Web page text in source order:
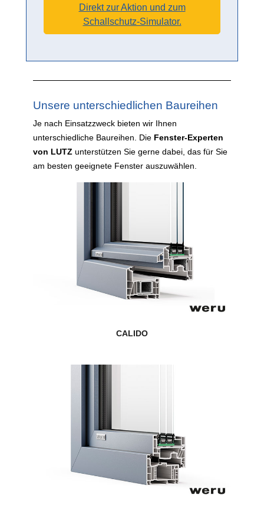
Direkt zur Aktion und zum
Schallschutz-Simulator.
Unsere unterschiedlichen Baureihen
Je nach Einsatzzweck bieten wir Ihnen
unterschiedliche Baureihen. Die Fenster-Experten
von LUTZ unterstützen Sie gerne dabei, das für Sie
am besten geeignete Fenster auszuwählen.
CALIDO